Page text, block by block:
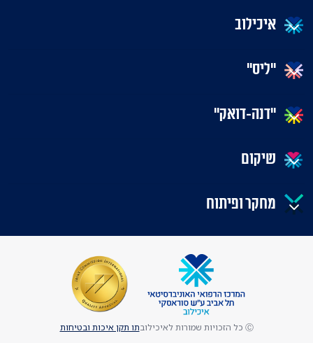
איכילוב
"ליס"
"דנה-דואק"
שיקום
מחקר ופיתוח
Ⓒ כל הזכויות שמורות לאיכילוב תו תקן איכות ובטיחות